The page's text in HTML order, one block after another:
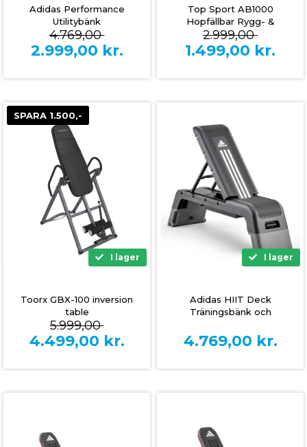
Adidas Performance
Utilitybänk
4.769,00
2.999,00 kr.
Top Sport AB1000
Hopfällbar Rygg- &
magbänk
2.999,00
1.499,00 kr.
SPARA 1.500,-
I lager
Toorx GBX-100 inversion
table
5.999,00
4.499,00 kr.
I lager
Adidas HIIT Deck
Träningsbänk och
4.769,00 kr.